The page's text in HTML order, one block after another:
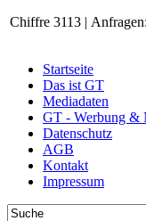
Chiffre 3113 | Anfragen:
Startseite
Das ist GT
Mediadaten
GT - Werbung &
Datenschutz
AGB
Kontakt
Impressum